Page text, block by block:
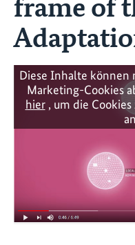
Diese Inhalte können
Marketing-Cookies
hier, um die Cookies